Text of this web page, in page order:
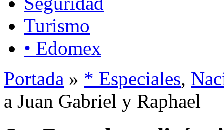
Turismo
• Edomex
Portada » * Especiales,
a Juan Gabriel y Raphael